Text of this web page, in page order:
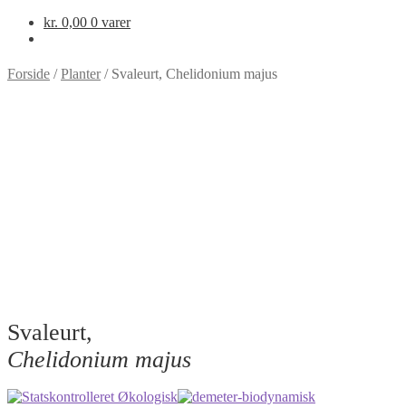
kr. 0,00 0 varer
Forside /Planter/ Svaleurt, Chelidonium majus
Svaleurt,
Chelidonium majus